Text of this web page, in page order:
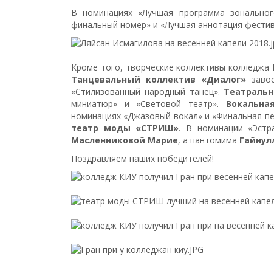
В номинациях «Лучшая программа
финальный номер» и «Лучшая аннотация
Кроме того, творческие коллективы
Танцевальный коллектив «Диалог»
«Стилизованный народный танец».
миниатюр» и «Световой театр».
номинациях «Джазовый вокал» и «Финальная
театр моды «СТРИШ». В номинации
Масленниковой Марие, а пантомима
Поздравляем наших победителей!